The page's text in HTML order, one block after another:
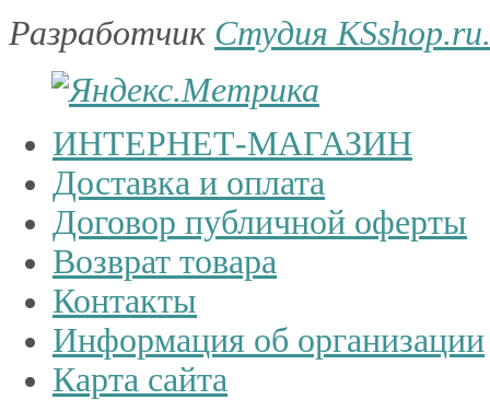
Разработчик Студия KSshop.ru.
ИНТЕРНЕТ-МАГАЗИН
Доставка и оплата
Договор публичной оферты
Возврат товара
Контакты
Информация об организации
Карта сайта